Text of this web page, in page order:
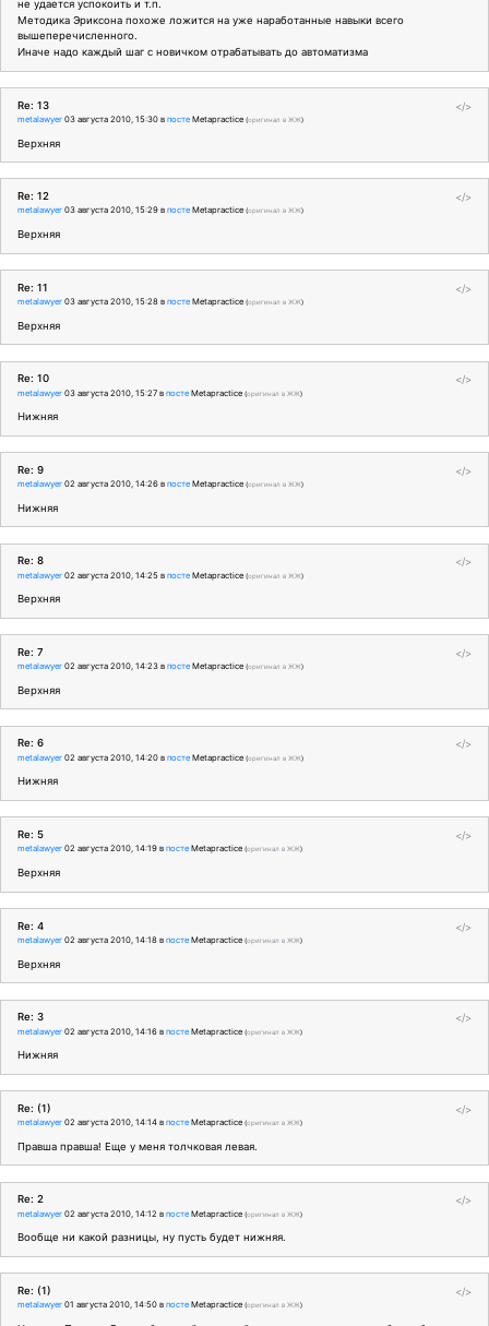
не удается успокоить и т.п.
Методика Эриксона похоже ложится на уже наработанные навыки всего
вышеперечисленного.
Иначе надо каждый шаг с новичком отрабатывать до автоматизма
</>
Re: 13
metalawyer 03 августа 2010, 15:30 в посте Metapractice (оригинал в ЖЖ)
Верхняя
</>
Re: 12
metalawyer 03 августа 2010, 15:29 в посте Metapractice (оригинал в ЖЖ)
Верхняя
</>
Re: 11
metalawyer 03 августа 2010, 15:28 в посте Metapractice (оригинал в ЖЖ)
Верхняя
</>
Re: 10
metalawyer 03 августа 2010, 15:27 в посте Metapractice (оригинал в ЖЖ)
Нижняя
</>
Re: 9
metalawyer 02 августа 2010, 14:26 в посте Metapractice (оригинал в ЖЖ)
Нижняя
</>
Re: 8
metalawyer 02 августа 2010, 14:25 в посте Metapractice (оригинал в ЖЖ)
Верхняя
</>
Re: 7
metalawyer 02 августа 2010, 14:23 в посте Metapractice (оригинал в ЖЖ)
Верхняя
</>
Re: 6
metalawyer 02 августа 2010, 14:20 в посте Metapractice (оригинал в ЖЖ)
Нижняя
</>
Re: 5
metalawyer 02 августа 2010, 14:19 в посте Metapractice (оригинал в ЖЖ)
Верхняя
</>
Re: 4
metalawyer 02 августа 2010, 14:18 в посте Metapractice (оригинал в ЖЖ)
Верхняя
</>
Re: 3
metalawyer 02 августа 2010, 14:16 в посте Metapractice (оригинал в ЖЖ)
Нижняя
</>
Re: (1)
metalawyer 02 августа 2010, 14:14 в посте Metapractice (оригинал в ЖЖ)
Правша правша! Еще у меня толчковая левая.
</>
Re: 2
metalawyer 02 августа 2010, 14:12 в посте Metapractice (оригинал в ЖЖ)
Вообще ни какой разницы, ну пусть будет нижняя.
</>
Re: (1)
metalawyer 01 августа 2010, 14:50 в посте Metapractice (оригинал в ЖЖ)